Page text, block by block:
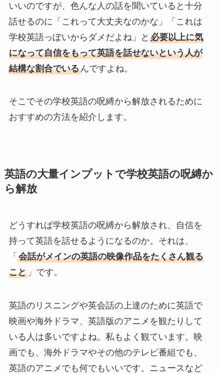
いいのですが、色んな人の話を聞いていると十分
話せるのに「これって大丈夫なのかな」「これは
学校英語っぽいからダメだよね」と 必要以上に気
になって自信をもって英語を話せないという人が
結構な割合でいるんですよね。
そこでその学校英語の呪縛から解放されるために
おすすめの方法を紹介します。
英語の大量インプットで学校英語の呪縛か
ら解放
どうすれば学校英語の呪縛から解放され、自信を
持って英語を話せるようになるのか。それは、
「 会話がメインの英語の映像作品をたくさん観る
こと」です。
英語のリスニングや英会話の上達のために英語で
映画や海外ドラマ、英語版のアニメを観たりして
いる人は多いですよね。私もよく観ています。映
画でも、海外ドラマやその他のテレビ番組でも、
英語のアニメでも何でもいいです。ニュースなど